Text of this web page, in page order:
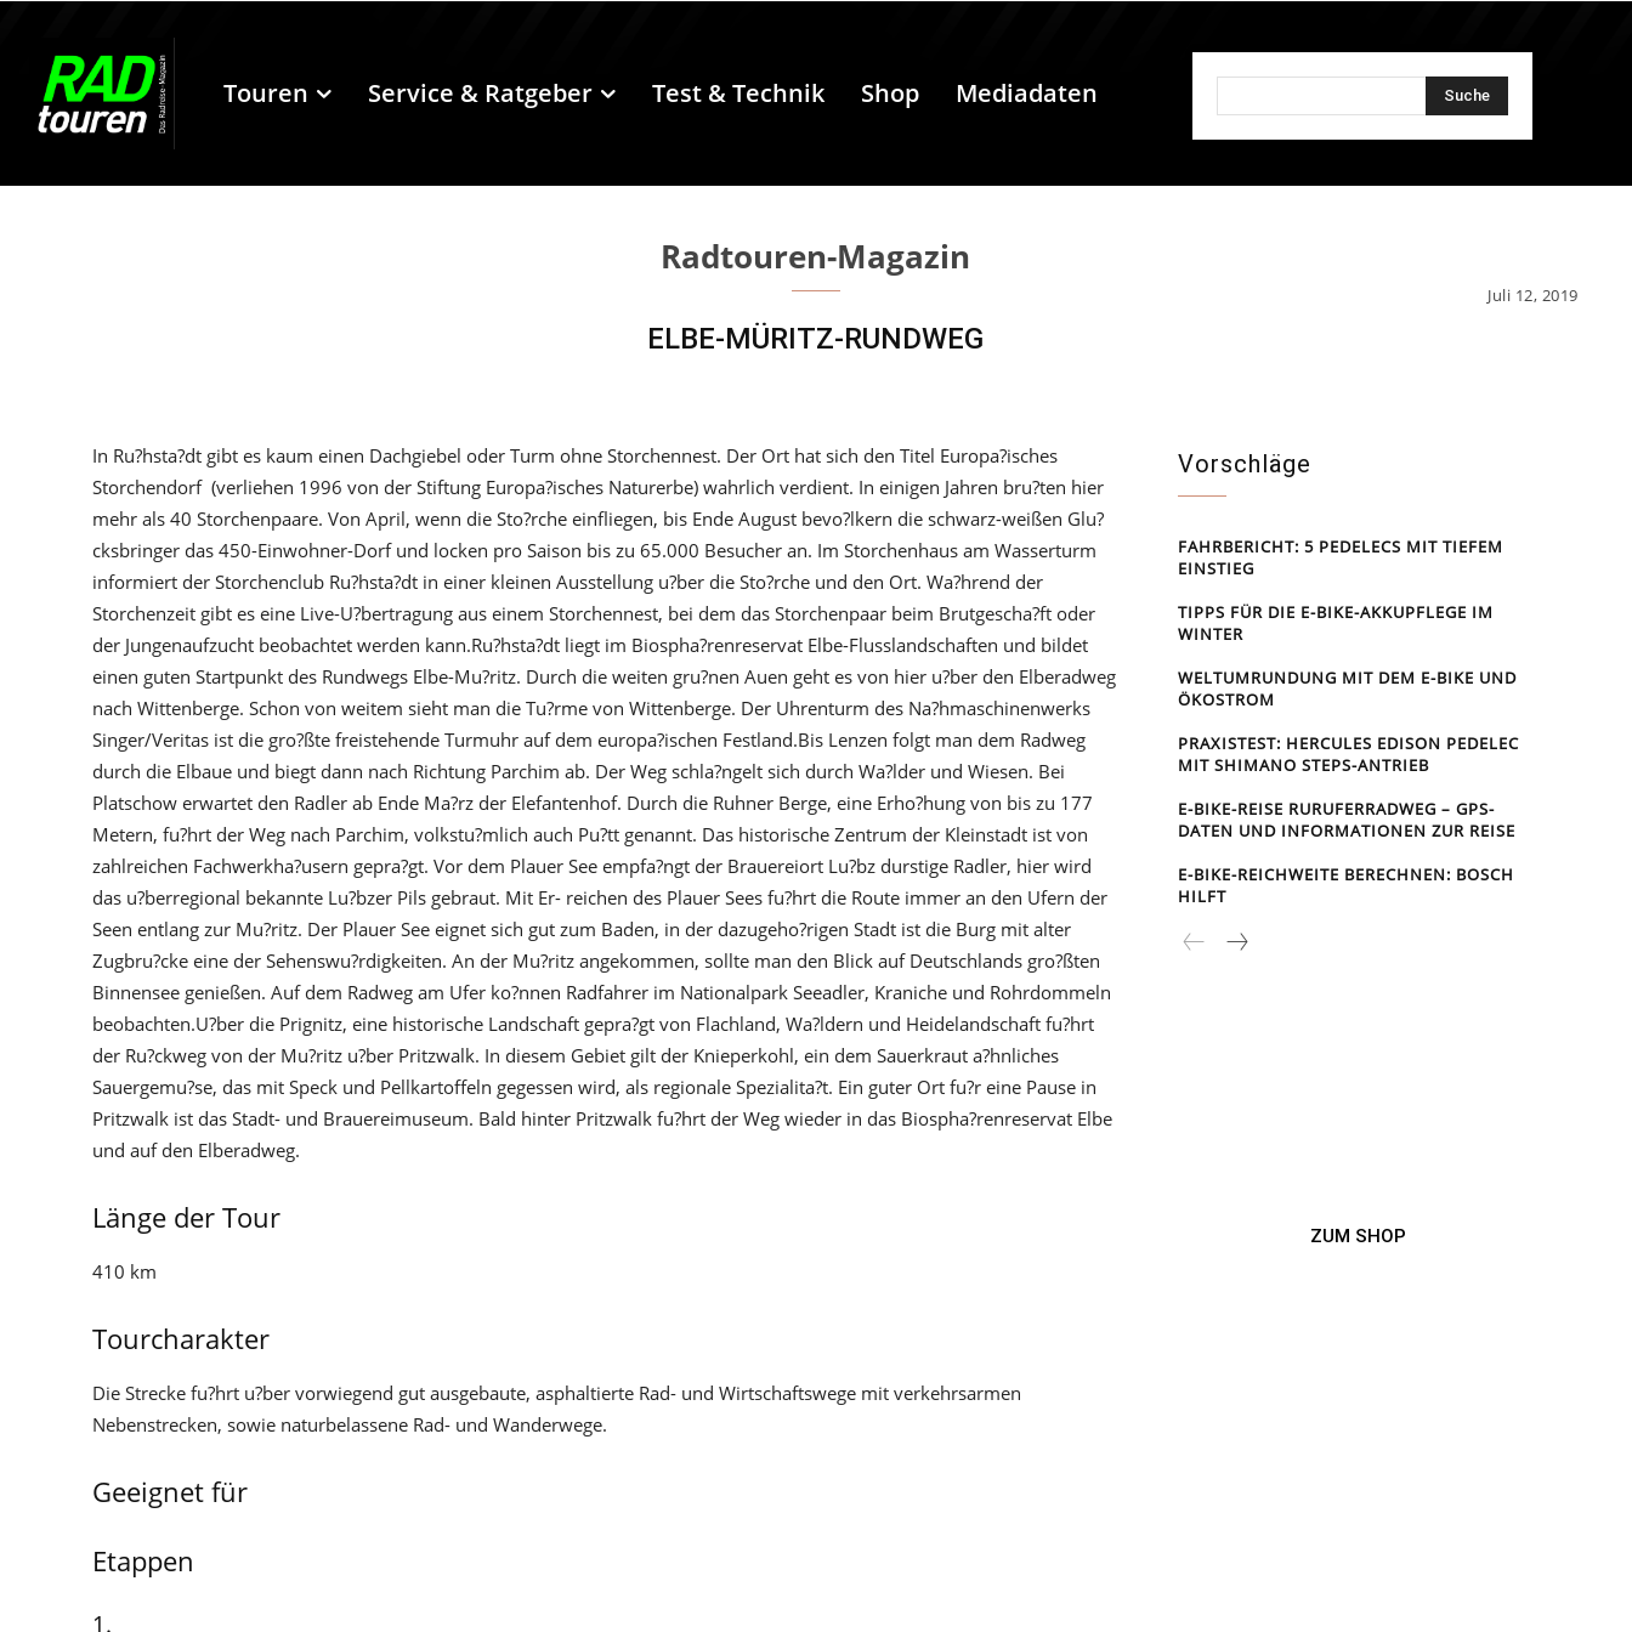
Touren Service & Ratgeber Test & Technik Shop Mediadaten Suche
Radtouren-Magazin
ELBE-MÜRITZ-RUNDWEG
Juli 12, 2019
In Ru?hsta?dt gibt es kaum einen Dachgiebel oder Turm ohne Storchennest. Der Ort hat sich den Titel Europa?isches
Storchendorf  (verliehen 1996 von der Stiftung Europa?isches Naturerbe) wahrlich verdient. In einigen Jahren bru?ten hier
mehr als 40 Storchenpaare. Von April, wenn die Sto?rche einfliegen, bis Ende August bevo?lkern die schwarz-weißen Glu?
cksbringer das 450-Einwohner-Dorf und locken pro Saison bis zu 65.000 Besucher an. Im Storchenhaus am Wasserturm
informiert der Storchenclub Ru?hsta?dt in einer kleinen Ausstellung u?ber die Sto?rche und den Ort. Wa?hrend der
Storchenzeit gibt es eine Live-U?bertragung aus einem Storchennest, bei dem das Storchenpaar beim Brutgescha?ft oder
der Jungenaufzucht beobachtet werden kann.Ru?hsta?dt liegt im Biospha?renreservat Elbe-Flusslandschaften und bildet
einen guten Startpunkt des Rundwegs Elbe-Mu?ritz. Durch die weiten gru?nen Auen geht es von hier u?ber den Elberadweg
nach Wittenberge. Schon von weitem sieht man die Tu?rme von Wittenberge. Der Uhrenturm des Na?hmaschinenwerks
Singer/Veritas ist die gro?ßte freistehende Turmuhr auf dem europa?ischen Festland.Bis Lenzen folgt man dem Radweg
durch die Elbaue und biegt dann nach Richtung Parchim ab. Der Weg schla?ngelt sich durch Wa?lder und Wiesen. Bei
Platschow erwartet den Radler ab Ende Ma?rz der Elefantenhof. Durch die Ruhner Berge, eine Erho?hung von bis zu 177
Metern, fu?hrt der Weg nach Parchim, volkstu?mlich auch Pu?tt genannt. Das historische Zentrum der Kleinstadt ist von
zahlreichen Fachwerkha?usern gepra?gt. Vor dem Plauer See empfa?ngt der Brauereiort Lu?bz durstige Radler, hier wird
das u?berregional bekannte Lu?bzer Pils gebraut. Mit Er- reichen des Plauer Sees fu?hrt die Route immer an den Ufern der
Seen entlang zur Mu?ritz. Der Plauer See eignet sich gut zum Baden, in der dazugeho?rigen Stadt ist die Burg mit alter
Zugbru?cke eine der Sehenswu?rdigkeiten. An der Mu?ritz angekommen, sollte man den Blick auf Deutschlands gro?ßten
Binnensee genießen. Auf dem Radweg am Ufer ko?nnen Radfahrer im Nationalpark Seeadler, Kraniche und Rohrdommeln
beobachten.U?ber die Prignitz, eine historische Landschaft gepra?gt von Flachland, Wa?ldern und Heidelandschaft fu?hrt
der Ru?ckweg von der Mu?ritz u?ber Pritzwalk. In diesem Gebiet gilt der Knieperkohl, ein dem Sauerkraut a?hnliches
Sauergemu?se, das mit Speck und Pellkartoffeln gegessen wird, als regionale Spezialita?t. Ein guter Ort fu?r eine Pause in
Pritzwalk ist das Stadt- und Brauereimuseum. Bald hinter Pritzwalk fu?hrt der Weg wieder in das Biospha?renreservat Elbe
und auf den Elberadweg.
Länge der Tour
410 km
Tourcharakter
Die Strecke fu?hrt u?ber vorwiegend gut ausgebaute, asphaltierte Rad- und Wirtschaftswege mit verkehrsarmen
Nebenstrecken, sowie naturbelassene Rad- und Wanderwege.
Geeignet für
Etappen
1.
Vorschläge
FAHRBERICHT: 5 PEDELECS MIT TIEFEM
EINSTIEG
TIPPS FÜR DIE E-BIKE-AKKUPFLEGE IM
WINTER
WELTUMRUNDUNG MIT DEM E-BIKE UND
ÖKOSTROM
PRAXISTEST: HERCULES EDISON PEDELEC
MIT SHIMANO STEPS-ANTRIEB
E-BIKE-REISE RUR­UFER­RAD­WEG – GPS-
DATEN UND INFORMATIONEN ZUR REISE
E-BIKE-REICHWEITE BERECHNEN: BOSCH
HILFT
ZUM SHOP